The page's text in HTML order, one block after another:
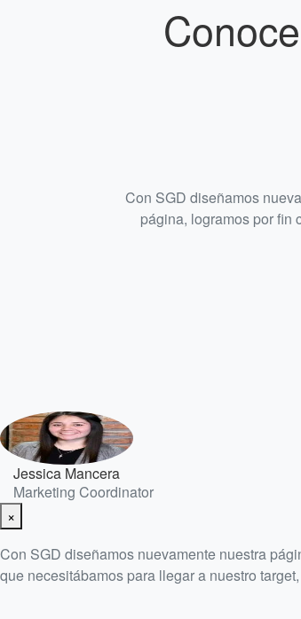
Con SGD diseñamos
página, logramos por fin
Jessica Mancera
Marketing Coordinator
×
Con SGD diseñamos nuevamente nuestra
que necesitábamos para llegar a nuestro